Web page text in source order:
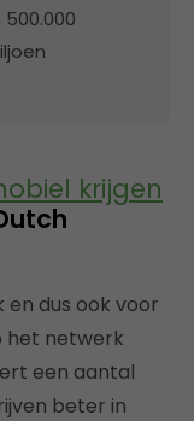
krijgen
en dus ook voor
het netwerk
een aantal
beter in